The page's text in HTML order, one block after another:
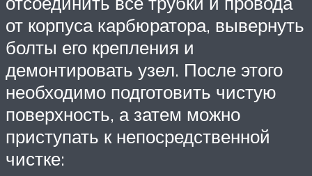
от корпуса карбюратора, вывернуть
болты его крепления и
демонтировать узел. После этого
необходимо подготовить чистую
поверхность, а затем можно
приступать к непосредственной
чистке: